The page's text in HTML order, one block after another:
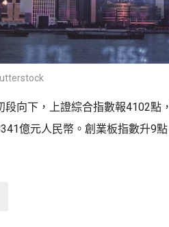
段向下，上證綜合指數報4102點
億元人民幣。創業板指數升9點